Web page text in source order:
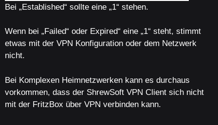
Bei „Established“ sollte eine „1“ stehen.
Wenn bei „Failed“ oder Expired“ eine „1“ steht, stimmt
etwas mit der VPN Konfiguration oder dem Netzwerk
nicht.
Bei Komplexen Heimnetzwerken kann es durchaus
vorkommen, dass der ShrewSoft VPN Client sich nicht
mit der FritzBox über VPN verbinden kann.